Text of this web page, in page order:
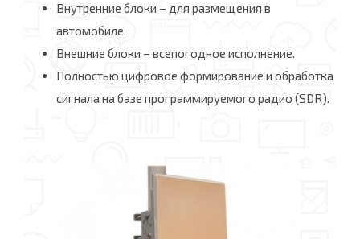
Внутренние блоки – для размещения в
автомобиле.
Внешние блоки – всепогодное исполнение.
Полностью цифровое формирование и обработка
сигнала на базе программируемого радио (SDR).